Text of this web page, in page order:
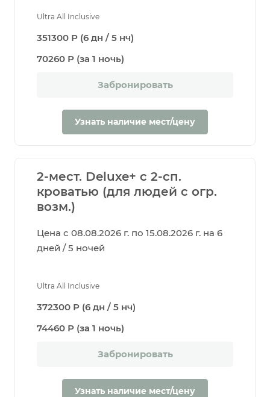
Ultra All Inclusive
351300 Р (6 дн / 5 нч)
70260 Р (за 1 ночь)
Забронировать
Узнать наличие мест/цену
2-мест. Deluxe+ с 2-сп.
кроватью (для людей с огр.
возм.)
Цена с 08.08.2026 г. по 15.08.2026 г. на 6
дней / 5 ночей
Ultra All Inclusive
372300 Р (6 дн / 5 нч)
74460 Р (за 1 ночь)
Забронировать
Узнать наличие мест/цену